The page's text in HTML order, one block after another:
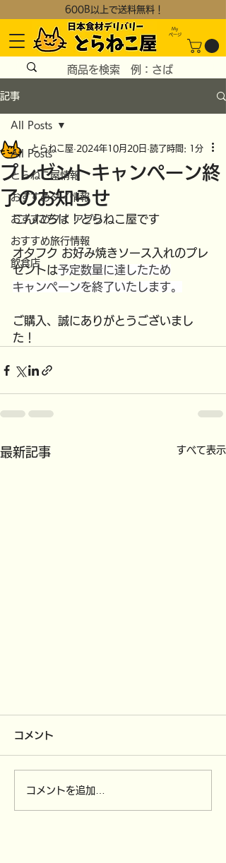
600B以上で送料無料！
My
​ページ
記事
All Posts
とらねこ屋情報
おすすめタイ情報
おすすめタイ アプリ
おすすめ旅行情報
飲食店
All Posts
プレゼントキャンペーン終
了のお知らせ
とらねこ屋 2024年10月20日 読了時間: 1分
こんにちは！とらねこ屋です
オタフク お好み焼きソース入れのプレ
ゼントは予定数量に達したため
キャンペーンを終了いたします。
ご購入、誠にありがとうございまし
た！
最新記事 すべて表示
コメント
コメントを追加…